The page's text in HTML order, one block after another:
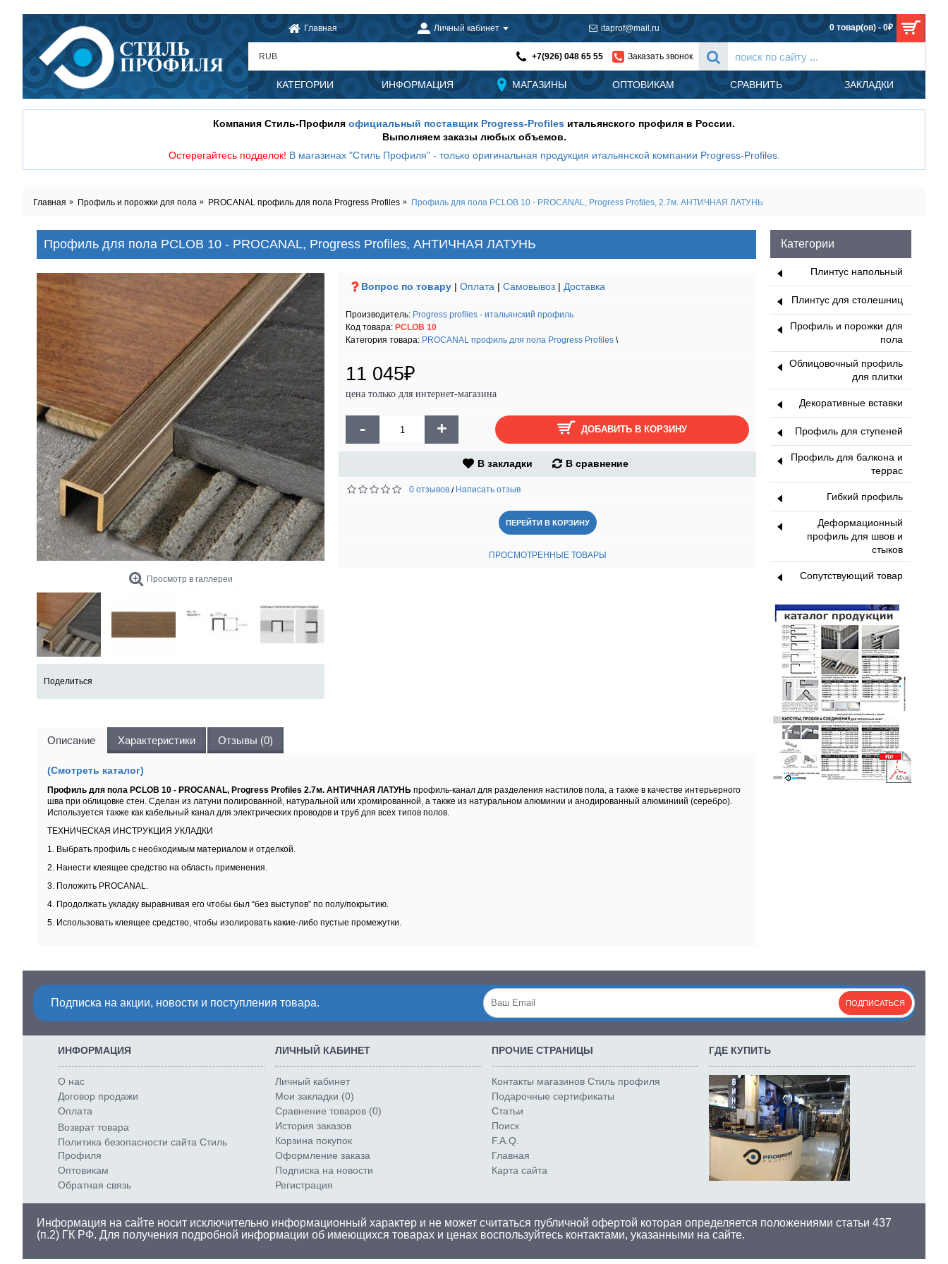
Главная Личный кабинет itaprof@mail.ru 0 товар(ов) - 0₽
RUB +7(926) 048 65 55 Заказать звонок
КАТЕГОРИИ ИНФОРМАЦИЯ МАГАЗИНЫ ОПТОВИКАМ СРАВНИТЬ ЗАКЛАДКИ
Компания Стиль-Профиля официальный поставщик Progress-Profiles итальянского профиля в России.
Выполняем заказы любых объемов.
Остерегайтесь подделок! В магазинах "Стиль Профиля" - только оригинальная продукция итальянской компании Progress-Profiles.
Главная Профиль и порожки для пола PROCANAL профиль для пола Progress Profiles Профиль для пола PCLOB 10 - PROCANAL, Progress Profiles, 2.7м. АНТИЧНАЯ ЛАТУНЬ
Категории
Плинтус напольный
Плинтус для столешниц
Профиль и порожки для
пола
Облицовочный профиль
для плитки
Декоративные вставки
Профиль для ступеней
Профиль для балкона и
террас
Гибкий профиль
Деформационный
профиль для швов и
стыков
Сопутствующий товар
Профиль для пола PCLOB 10 - PROCANAL, Progress Profiles, АНТИЧНАЯ ЛАТУНЬ
Просмотр в галлереи
Поделиться
Вопрос по товару | Оплата | Самовывоз | Доставка
Производитель: Progress profiles - итальянский профиль
Код товара: PCLOB 10
Категория товара: PROCANAL профиль для пола Progress Profiles \
11 045₽
цена только для интернет-магазина
- + ДОБАВИТЬ В КОРЗИНУ
В закладки В сравнение
0 отзывов / Написать отзыв
ПЕРЕЙТИ В КОРЗИНУ
ПРОСМОТРЕННЫЕ ТОВАРЫ
Описание Характеристики Отзывы (0)
(Смотреть каталог)
Профиль для пола PCLOB 10 - PROCANAL, Progress Profiles 2.7м. АНТИЧНАЯ ЛАТУНЬ профиль-канал для разделения настилов пола, а также в качестве интерьерного
шва при облицовке стен. Сделан из латуни полированной, натуральной или хромированной, а также из натуральном алюминии и анодированный алюминиий (серебро).
Используется также как кабельный канал для электрических проводов и труб для всех типов полов.
ТЕХНИЧЕСКАЯ ИНСТРУКЦИЯ УКЛАДКИ
1. Выбрать профиль с необходимым материалом и отделкой.
2. Нанести клеящее средство на область применения.
3. Положить PROCANAL.
4. Продолжать укладку выравнивая его чтобы был “без выступов” по полу/покрытию.
5. Использовать клеящее средство, чтобы изолировать какие-либо пустые промежутки.
Подписка на акции, новости и поступления товара. ПОДПИСАТЬСЯ
ИНФОРМАЦИЯ
О нас
Договор продажи
Оплата
Возврат товара
Политика безопасности сайта Стиль
Профиля
Оптовикам
Обратная связь
ЛИЧНЫЙ КАБИНЕТ
Личный кабинет
Мои закладки (0)
Сравнение товаров (0)
История заказов
Корзина покупок
Оформление заказа
Подписка на новости
Регистрация
ПРОЧИЕ СТРАНИЦЫ
Контакты магазинов Стиль профиля
Подарочные сертификаты
Статьи
Поиск
F.A.Q.
Главная
Карта сайта
ГДЕ КУПИТЬ
Информация на сайте носит исключительно информационный характер и не может считаться публичной офертой которая определяется положениями статьи 437
(п.2) ГК РФ. Для получения подробной информации об имеющихся товарах и ценах воспользуйтесь контактами, указанными на сайте.